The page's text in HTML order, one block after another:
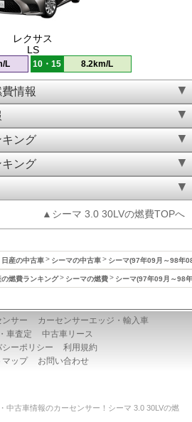
レクサス
LS
L 10・15 8.2km/L
情報
ング
ング
▲シーマ 3.0 30LVの燃費TOPへ
日産の中古車 シーマの中古車 シーマ(97年09月～98年
の燃費ランキング シーマの燃費 シーマ(97年09月～98
サー
カーセンサーエッジ・輸入車
車査定
中古車リース
シーポリシー
利用規約
マップ
お問い合わせ
中古車情報のカーセンサー！シーマ 3.0 30LVの燃